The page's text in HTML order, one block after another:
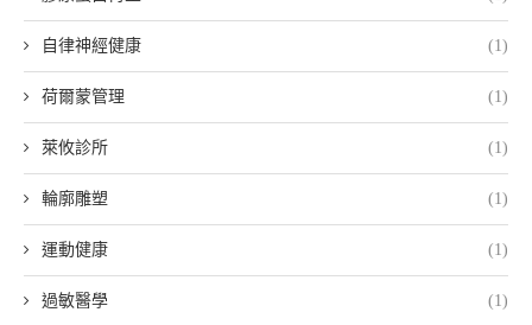
自律神經健康 (1)
荷爾蒙管理 (1)
萊攸診所 (1)
輪廓雕塑 (1)
運動健康 (1)
過敏醫學 (1)